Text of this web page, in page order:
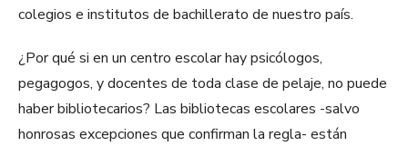
colegios e institutos de bachillerato de nuestro país.
¿Por qué si en un centro escolar hay psicólogos,
pegagogos, y docentes de toda clase de pelaje, no puede
haber bibliotecarios? Las bibliotecas escolares -salvo
honrosas excepciones que confirman la regla- están